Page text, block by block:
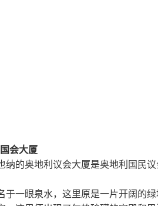
会大厦
纳的奥地利议会大厦是奥地利国民议
于一眼泉水，这里原是一片开阔的